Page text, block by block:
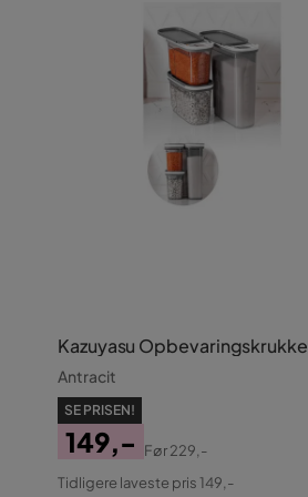
Kazuyasu Opbevaringskrukke
Antracit
SE PRISEN!
Pris
149,-
Original
Før229,-
Tidligere laveste pris 149,-